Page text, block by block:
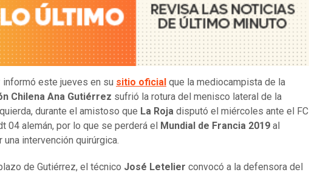
informó este jueves en su sitio oficial que la mediocampista de la
Chilena Ana Gutiérrez sufrió la rotura del menisco lateral de la
durante el amistoso que La Roja disputó el miércoles ante el FC
04 alemán, por lo que se perderá el
Mundial de Francia 2019 al
una intervención quirúrgica.
de Gutiérrez, el técnico José Letelier convocó a la defensora del